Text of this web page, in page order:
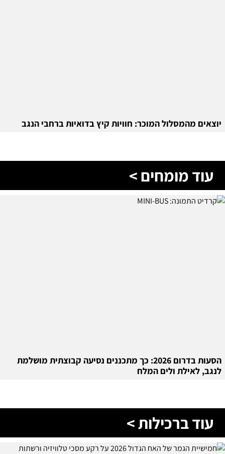
יוצאים מהמסלול המוכר: חוויות קיץ בדואיות ברחבי הנגב
עוד מומחים >
הסעות בדרום 2026: כך מתכננים נסיעה קבוצתית מושלמת
לנגב, לאילת ולים המלח
עוד ברכילות >